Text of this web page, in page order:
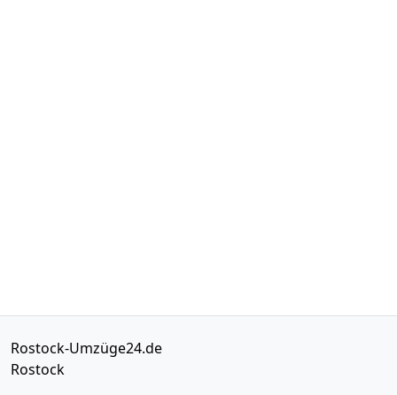
Rostock-Umzüge24.de
Rostock